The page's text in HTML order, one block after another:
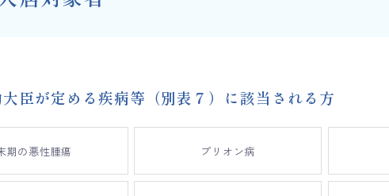
臣が定める疾病等（別表７）に該当される方
期の悪性腫瘍 プリオン病